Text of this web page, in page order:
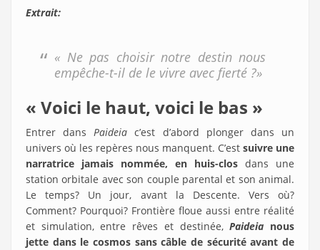
Extrait:
« Ne pas choisir notre destin nous
empêche-t-il de le vivre avec fierté ?»
« Voici le haut, voici le bas »
Entrer dansPaideia c’est d’abord plonger dans un
univers où les repères nous manquent. C’est suivre une
narratrice jamais nommée, en huis-clos dans une
station orbitale avec son couple parental et son animal.
Le temps? Un jour, avant la Descente. Vers où?
Comment? Pourquoi? Frontière floue aussi entre réalité
et simulation, entre rêves et destinée,Paideia nous
jette dans le cosmos sans câble de sécurité avant de